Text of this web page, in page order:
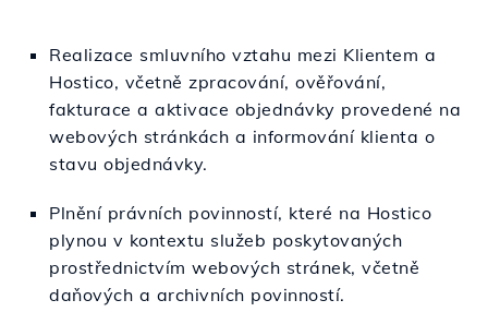
Realizace smluvního vztahu mezi Klientem a
Hostico, včetně zpracování, ověřování,
fakturace a aktivace objednávky provedené na
webových stránkách a informování klienta o
stavu objednávky.
Plnění právních povinností, které na Hostico
plynou v kontextu služeb poskytovaných
prostřednictvím webových stránek, včetně
daňových a archivních povinností.